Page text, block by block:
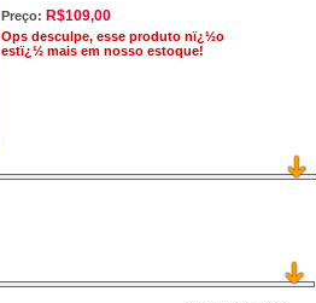
Preço: R$109,00
Ops desculpe, esse produto nï¿½o
estï¿½ mais em nosso estoque!